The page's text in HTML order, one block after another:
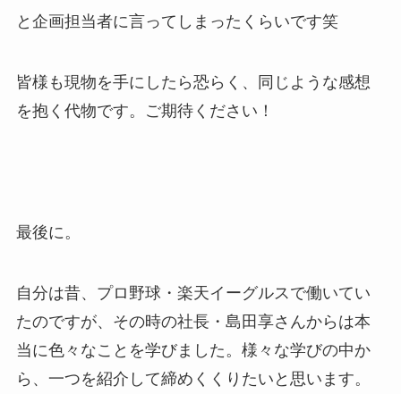
と企画担当者に言ってしまったくらいです笑
皆様も現物を手にしたら恐らく、同じような感想
を抱く代物です。ご期待ください！
最後に。
自分は昔、プロ野球・楽天イーグルスで働いてい
たのですが、その時の社長・島田享さんからは本
当に色々なことを学びました。様々な学びの中か
ら、一つを紹介して締めくくりたいと思います。